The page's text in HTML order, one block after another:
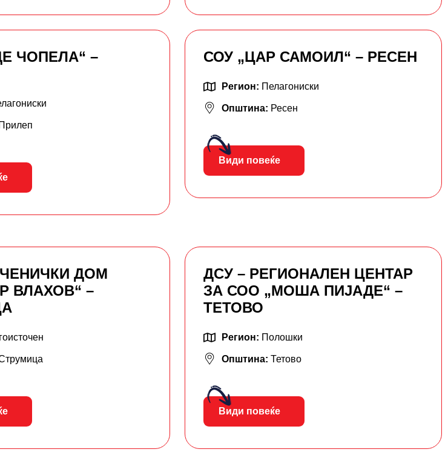
ЧОПЕЛА“ –
Прилеп
СОУ „ЦАР САМОИЛ“ – РЕСЕН
Регион: Пелагониски
Општина: Ресен
Види повеќе
ДОМ
ВЛАХОВ“ –
ДСУ – РЕГИОНАЛЕН ЦЕНТАР
ЗА СОО „МОША ПИЈАДЕ“ –
ТЕТОВО
Регион: Полошки
Општина: Тетово
Види повеќе